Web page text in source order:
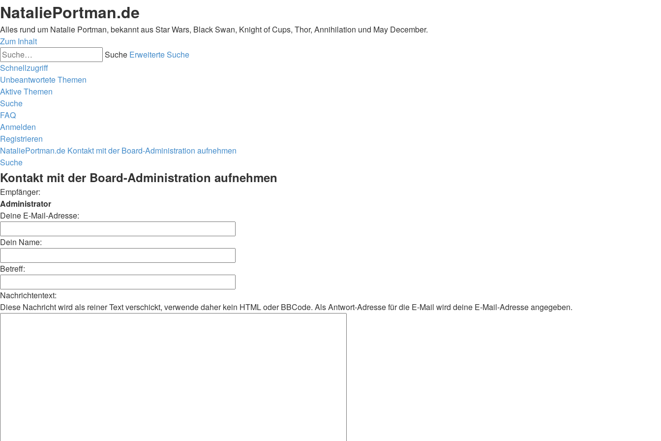
NataliePortman.de
Alles rund um Natalie Portman, bekannt aus Star Wars, Black Swan, Knight of Cups, Thor, Annihilation und May December.
Zum Inhalt
Suche Erweiterte Suche
Schnellzugriff
Unbeantwortete Themen
Aktive Themen
Suche
FAQ
Anmelden
Registrieren
NataliePortman.de Kontakt mit der Board-Administration aufnehmen
Suche
Kontakt mit der Board-Administration aufnehmen
Empfänger:
Administrator
Deine E-Mail-Adresse:
Dein Name:
Betreff:
Nachrichtentext:
Diese Nachricht wird als reiner Text verschickt, verwende daher kein HTML oder BBCode. Als Antwort-Adresse für die E-Mail wird deine E-Mail-Adresse angegeben.